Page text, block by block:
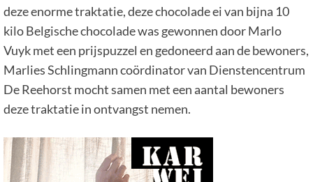
deze enorme traktatie, deze chocolade ei van bijna 10
kilo Belgische chocolade was gewonnen door Marlo
Vuyk met een prijspuzzel en gedoneerd aan de bewoners,
Marlies Schlingmann coördinator van Dienstencentrum
De Reehorst mocht samen met een aantal bewoners
deze traktatie in ontvangst nemen.